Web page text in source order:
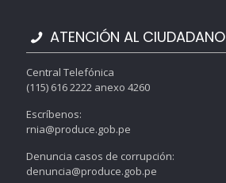
ATENCIÓN AL CIUDADANO
Central Telefónica
(115) 616 2222 anexo 4260
Escríbenos:
rnia@produce.gob.pe
Denuncia casos de corrupción:
denuncia@produce.gob.pe